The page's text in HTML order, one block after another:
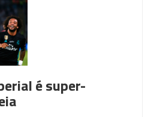
é super-